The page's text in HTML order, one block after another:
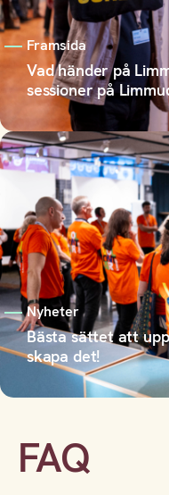
Framsida
Vad händer på
sessioner på
Nyheter
Bästa sättet att
skapa det!
FAQ